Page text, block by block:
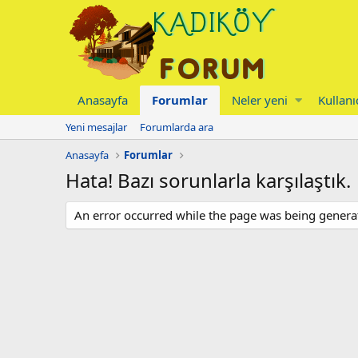
Anasayfa Forumlar Neler yeni
Yeni mesajlar
Forumlarda ara
Anasayfa
Forumlar
Hata! Bazı sorunlarla karşılaştık.
An error occurred while the page was being